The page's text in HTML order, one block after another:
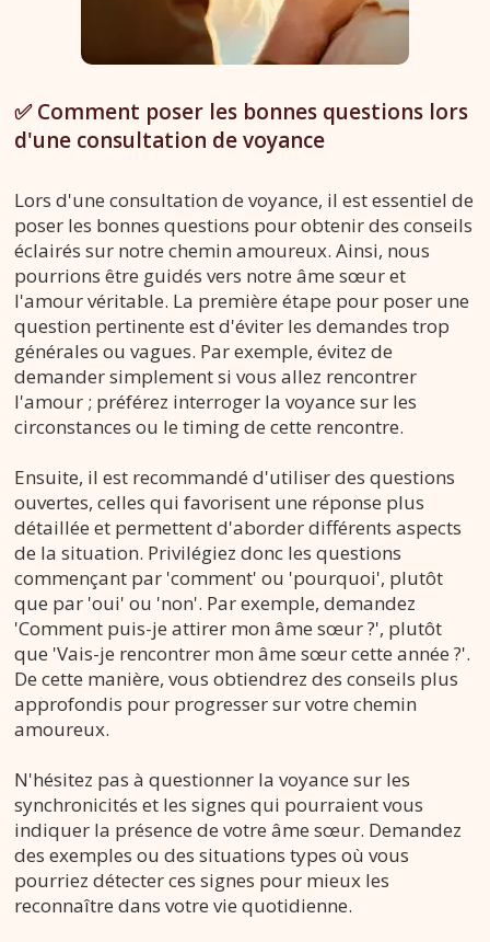
✅ Comment poser les bonnes questions lors
d'une consultation de voyance
Lors d'une consultation de voyance, il est essentiel de
poser les bonnes questions pour obtenir des conseils
éclairés sur notre chemin amoureux. Ainsi, nous
pourrions être guidés vers notre âme sœur et
l'amour véritable. La première étape pour poser une
question pertinente est d'éviter les demandes trop
générales ou vagues. Par exemple, évitez de
demander simplement si vous allez rencontrer
l'amour ; préférez interroger la voyance sur les
circonstances ou le timing de cette rencontre.
Ensuite, il est recommandé d'utiliser des questions
ouvertes, celles qui favorisent une réponse plus
détaillée et permettent d'aborder différents aspects
de la situation. Privilégiez donc les questions
commençant par 'comment' ou 'pourquoi', plutôt
que par 'oui' ou 'non'. Par exemple, demandez
'Comment puis-je attirer mon âme sœur ?', plutôt
que 'Vais-je rencontrer mon âme sœur cette année ?'.
De cette manière, vous obtiendrez des conseils plus
approfondis pour progresser sur votre chemin
amoureux.
N'hésitez pas à questionner la voyance sur les
synchronicités et les signes qui pourraient vous
indiquer la présence de votre âme sœur. Demandez
des exemples ou des situations types où vous
pourriez détecter ces signes pour mieux les
reconnaître dans votre vie quotidienne.